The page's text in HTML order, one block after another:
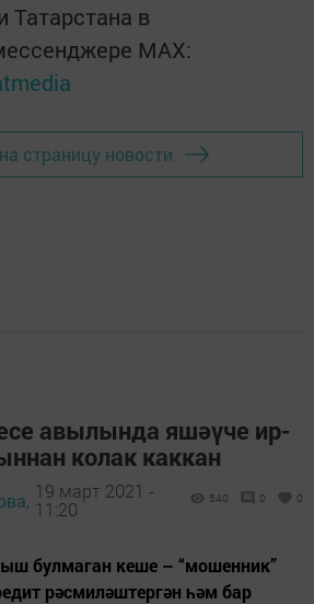
Татарстана в
MАХ:
страницу новости
авылында яшәүче ир-
колак каккан
19 март 2021 -
11:20
540 0 0
булмаган кеше – “мошенник”
рәсмиләштергән һәм бар